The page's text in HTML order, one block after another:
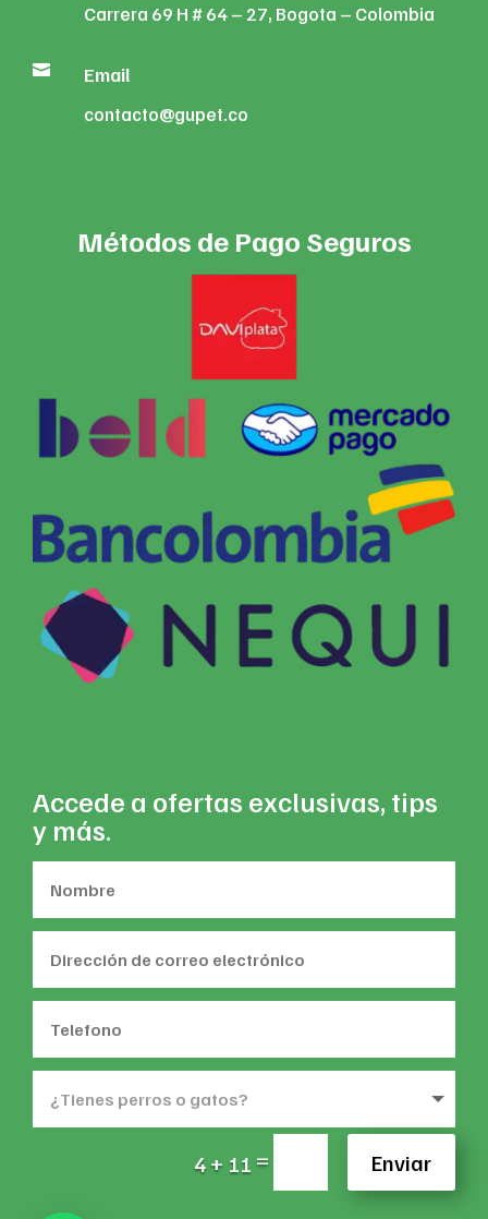
Carrera 69 H # 64 – 27, Bogota – Colombia
 Email
contacto@gupet.co
Métodos de Pago Seguros
Accede a ofertas exclusivas, tips
y más.
4 + 11 = Enviar